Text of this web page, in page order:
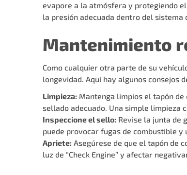
evapore a la atmósfera y protegiendo
la presión adecuada dentro del
Mantenimiento
Como cualquier otra parte de su
longevidad. Aquí hay algunos consejos
Limpieza: Mantenga limpios el tapón
sellado adecuado. Una simple limpieza
Inspeccione el sello: Revise la junta de
puede provocar fugas de combustible
Apriete: Asegúrese de que el tapón de
luz de “Check Engine” y afectar